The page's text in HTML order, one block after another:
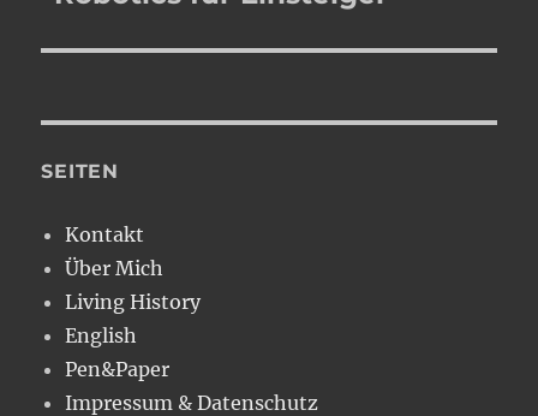
SEITEN
Kontakt
Über Mich
Living History
English
Pen&Paper
Impressum & Datenschutz